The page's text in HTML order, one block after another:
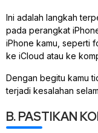
Ini adalah langkah
pada perangkat
iPhone kamu, seperti
ke iCloud atau ke
Dengan begitu kamu
terjadi kesalahan
B. PASTIKAN